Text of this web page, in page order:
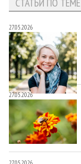
27.05.2026
27.05.2026